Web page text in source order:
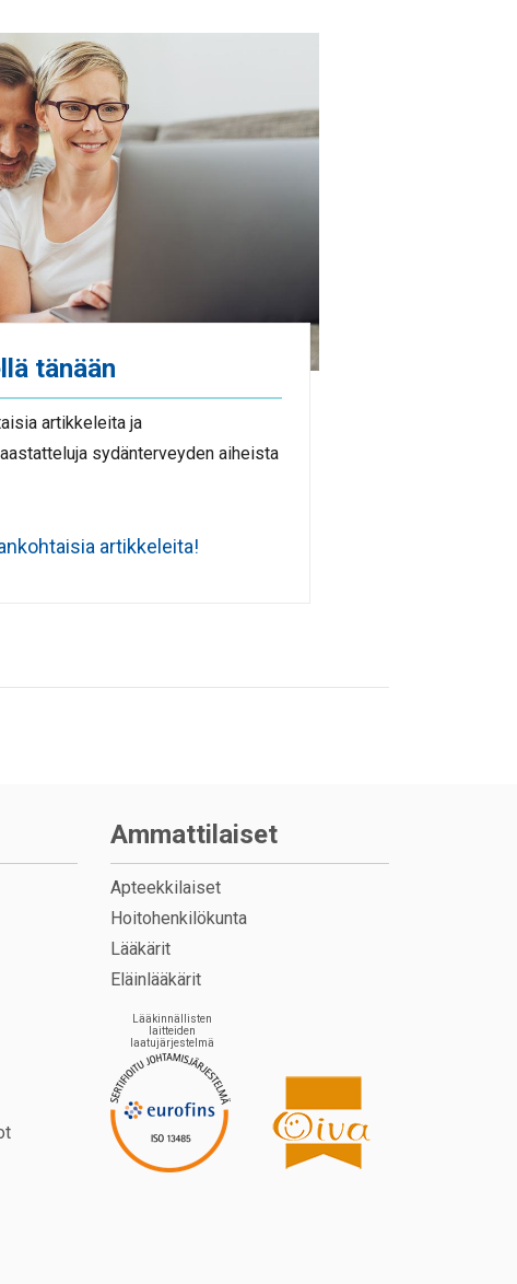
tänään
artikkeleita ja
sydänterveyden aiheista
artikkeleita!
Ammattilaiset
Apteekkilaiset
Hoitohenkilökunta
Lääkärit
Eläinlääkärit
Lääkinnällisten
laitteiden
laatujärjestelmä